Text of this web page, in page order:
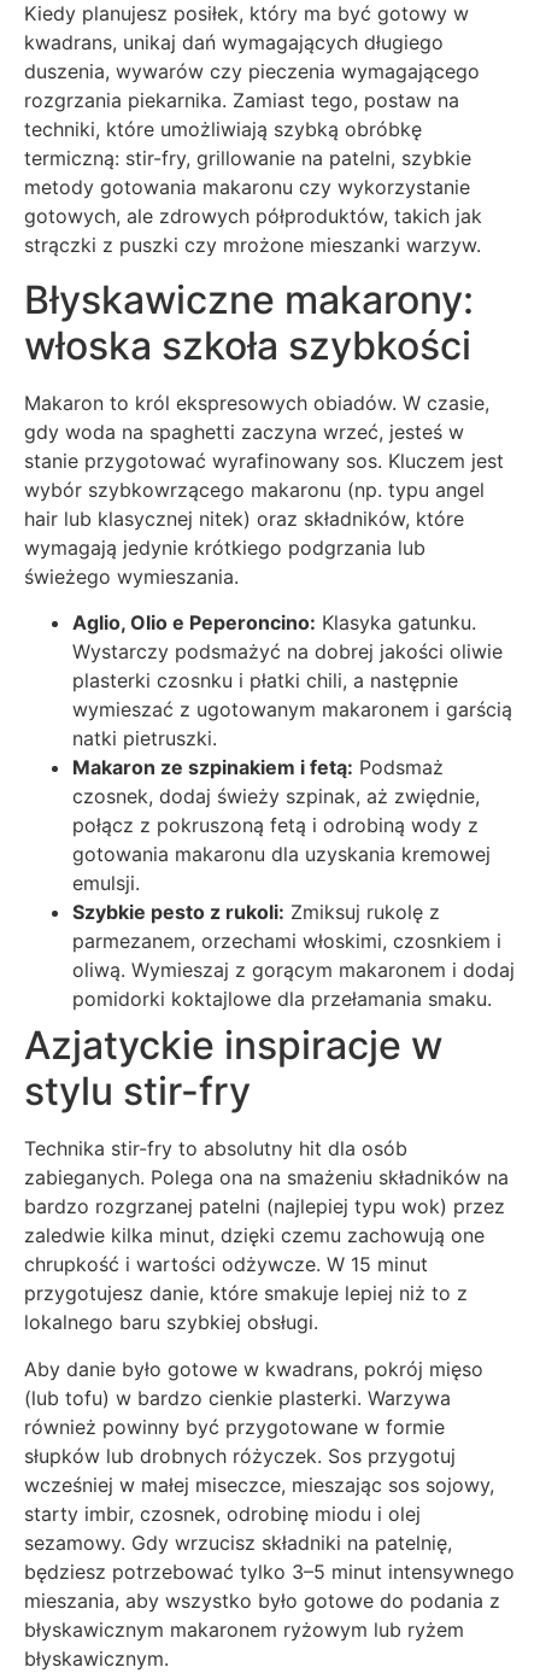
Kiedy planujesz posiłek, który ma być gotowy w
kwadrans, unikaj dań wymagających długiego
duszenia, wywarów czy pieczenia wymagającego
rozgrzania piekarnika. Zamiast tego, postaw na
techniki, które umożliwiają szybką obróbkę
termiczną: stir-fry, grillowanie na patelni, szybkie
metody gotowania makaronu czy wykorzystanie
gotowych, ale zdrowych półproduktów, takich jak
strączki z puszki czy mrożone mieszanki warzyw.
Błyskawiczne makarony:
włoska szkoła szybkości
Makaron to król ekspresowych obiadów. W czasie,
gdy woda na spaghetti zaczyna wrzeć, jesteś w
stanie przygotować wyrafinowany sos. Kluczem jest
wybór szybkowrzącego makaronu (np. typu angel
hair lub klasycznej nitek) oraz składników, które
wymagają jedynie krótkiego podgrzania lub
świeżego wymieszania.
Aglio, Olio e Peperoncino: Klasyka gatunku.
Wystarczy podsmażyć na dobrej jakości oliwie
plasterki czosnku i płatki chili, a następnie
wymieszać z ugotowanym makaronem i garścią
natki pietruszki.
Makaron ze szpinakiem i fetą: Podsmaż
czosnek, dodaj świeży szpinak, aż zwiędnie,
połącz z pokruszoną fetą i odrobiną wody z
gotowania makaronu dla uzyskania kremowej
emulsji.
Szybkie pesto z rukoli: Zmiksuj rukolę z
parmezanem, orzechami włoskimi, czosnkiem i
oliwą. Wymieszaj z gorącym makaronem i dodaj
pomidorki koktajlowe dla przełamania smaku.
Azjatyckie inspiracje w
stylu stir-fry
Technika stir-fry to absolutny hit dla osób
zabieganych. Polega ona na smażeniu składników na
bardzo rozgrzanej patelni (najlepiej typu wok) przez
zaledwie kilka minut, dzięki czemu zachowują one
chrupkość i wartości odżywcze. W 15 minut
przygotujesz danie, które smakuje lepiej niż to z
lokalnego baru szybkiej obsługi.
Aby danie było gotowe w kwadrans, pokrój mięso
(lub tofu) w bardzo cienkie plasterki. Warzywa
również powinny być przygotowane w formie
słupków lub drobnych różyczek. Sos przygotuj
wcześniej w małej miseczce, mieszając sos sojowy,
starty imbir, czosnek, odrobinę miodu i olej
sezamowy. Gdy wrzucisz składniki na patelnię,
będziesz potrzebować tylko 3–5 minut intensywnego
mieszania, aby wszystko było gotowe do podania z
błyskawicznym makaronem ryżowym lub ryżem
błyskawicznym.